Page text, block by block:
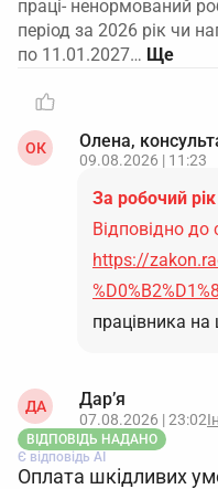
праці- ненормований
період за 2026 рік чи
по 11.01.2027…
ОК Олена,
09.08.2026 | 11:23
За робочий
Відповідно
https://
працівника на
ДА Дар’я
07.08.2026 | 23:02
ВІДПОВІДЬ НАДАНО
Є відповідь АІ
Оплата шкідливих